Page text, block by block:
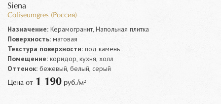
Siena
Coliseumgres (Россия)
Назначение: Керамогранит, Напольная плитка
Поверхность: матовая
Текстура поверхности: под камень
Помещение: коридор, кухня, холл
Оттенок: бежевый, белый, серый
Цена от 1 190 руб./м²